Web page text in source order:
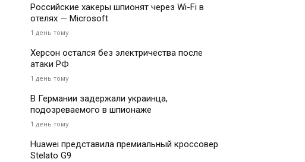
Российские хакеры шпионят через Wi-Fi в
отелях — Microsoft
1 день тому
Херсон остался без электричества после
атаки РФ
1 день тому
В Германии задержали украинца,
подозреваемого в шпионаже
1 день тому
Huawei представила премиальный кроссовер
Stelato G9